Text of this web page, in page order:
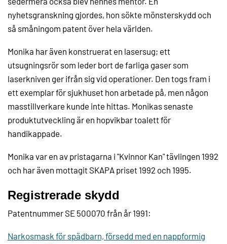
nyhetsgranskning gjordes, hon sökte mönsterskydd och
så småningom patent över hela världen.
Monika har även konstruerat en lasersug; ett
utsugningsrör som leder bort de farliga gaser som
laserkniven ger ifrån sig vid operationer. Den togs fram i
ett exemplar för sjukhuset hon arbetade på, men någon
masstillverkare kunde inte hittas. Monikas senaste
produktutveckling är en hopvikbar toalett för
handikappade.
Monika var en av pristagarna i "Kvinnor Kan" tävlingen 1992
och har även mottagit SKAPA priset 1992 och 1995.
Registrerade skydd
Patentnummer SE 500070 från år 1991:
Narkosmask för spädbarn, försedd med en nappformig